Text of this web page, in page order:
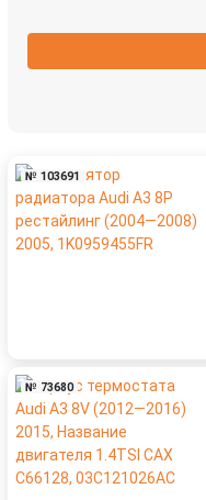
№ 103691
№ 73680